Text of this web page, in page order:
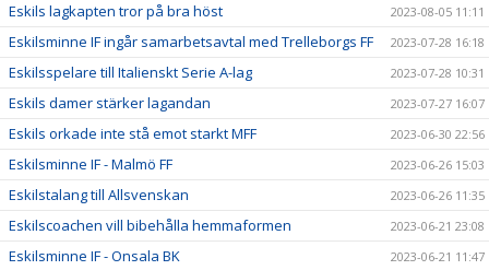
Eskils lagkapten tror på bra höst 2023-08-05 11:11
Eskilsminne IF ingår samarbetsavtal med Trelleborgs FF 2023-07-28 16:18
Eskilsspelare till Italienskt Serie A-lag 2023-07-28 10:31
Eskils damer stärker lagandan 2023-07-27 16:07
Eskils orkade inte stå emot starkt MFF 2023-06-30 22:56
Eskilsminne IF - Malmö FF 2023-06-26 15:03
Eskilstalang till Allsvenskan 2023-06-26 11:35
Eskilscoachen vill bibehålla hemmaformen 2023-06-21 23:08
Eskilsminne IF - Onsala BK 2023-06-21 11:47